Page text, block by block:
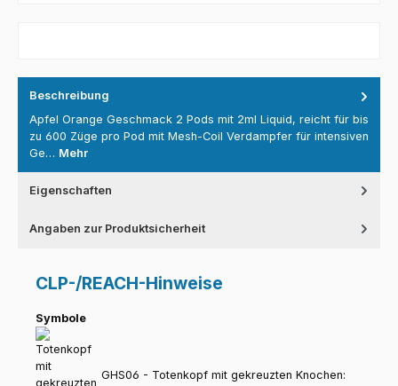
Beschreibung
Apfel Orange Geschmack 2 Pods mit 2ml Liquid, reicht für bis
zu 600 Züge pro Pod mit Mesh-Coil Verdampfer für intensiven
Ge… Mehr
Eigenschaften
Angaben zur Produktsicherheit
CLP-/REACH-Hinweise
Symbole
GHS06 - Totenkopf mit gekreuzten Knochen: